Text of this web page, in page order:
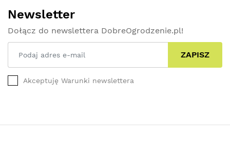
Newsletter
Dołącz do newslettera DobreOgrodzenie.pl!
ZAPISZ
Akceptuję Warunki newslettera